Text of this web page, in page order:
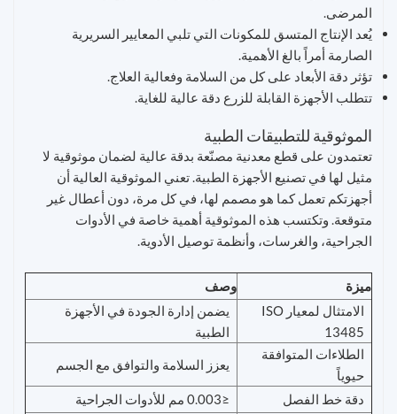
المرضى.
يُعد الإنتاج المتسق للمكونات التي تلبي المعايير السريرية
الصارمة أمراً بالغ الأهمية.
تؤثر دقة الأبعاد على كل من السلامة وفعالية العلاج.
تتطلب الأجهزة القابلة للزرع دقة عالية للغاية.
الموثوقية للتطبيقات الطبية
تعتمدون على قطع معدنية مصنّعة بدقة عالية لضمان موثوقية لا
مثيل لها في تصنيع الأجهزة الطبية. تعني الموثوقية العالية أن
أجهزتكم تعمل كما هو مصمم لها، في كل مرة، دون أعطال غير
متوقعة. وتكتسب هذه الموثوقية أهمية خاصة في الأدوات
الجراحية، والغرسات، وأنظمة توصيل الأدوية.
ميزة
وصف
الامتثال لمعيار ISO
13485
يضمن إدارة الجودة في الأجهزة
الطبية
الطلاءات المتوافقة
حيوياً
يعزز السلامة والتوافق مع الجسم
دقة خط الفصل ≤0.003 مم للأدوات الجراحية